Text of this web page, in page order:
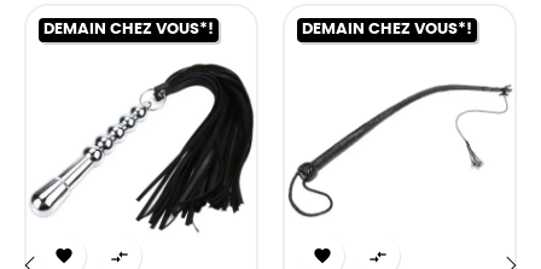
DEMAIN CHEZ VOUS*!
 
DEMAIN CHEZ VOUS*!
 